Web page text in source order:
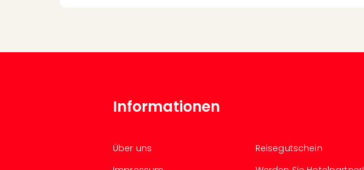
Informationen
Über uns
Reisegutschein